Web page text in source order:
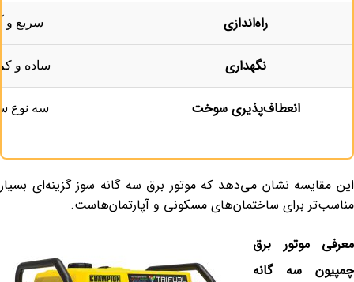
راه‌اندازی سریع و
نگهداری ساده و
انعطاف‌پذیری سوخت سه نوع
این مقایسه نشان می‌دهد که موتور برق سه گانه سوز گزینه‌ای بسیار
مناسب‌تر برای ساختمان‌های مسکونی و آپارتمان‌هاست.
معرفی موتور برق
چمپیون سه گانه